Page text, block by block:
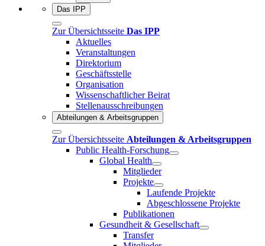
Das IPP
Zur Übersichtsseite Das IPP
Aktuelles
Veranstaltungen
Direktorium
Geschäftsstelle
Organisation
Wissenschaftlicher Beirat
Stellenausschreibungen
Abteilungen & Arbeitsgruppen
Zur Übersichtsseite Abteilungen & Arbeitsgruppen
Public Health-Forschung
Global Health
Mitglieder
Projekte
Laufende Projekte
Abgeschlossene Projekte
Publikationen
Gesundheit & Gesellschaft
Transfer